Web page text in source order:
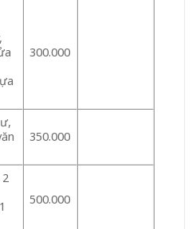
300.000
350.000
500.000